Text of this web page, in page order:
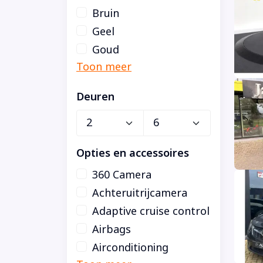
Bruin
Geel
Goud
Deuren
Opties en accessoires
360 Camera
Achteruitrijcamera
Adaptive cruise control
Airbags
Airconditioning